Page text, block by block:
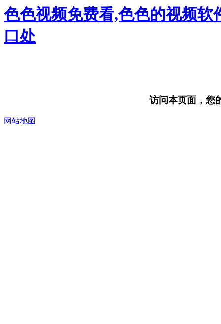
色色视频免费看,色色的视频软
口处
访问本页面，您
网站地图